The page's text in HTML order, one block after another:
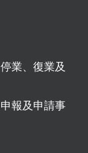
業、復業及
報及申請事